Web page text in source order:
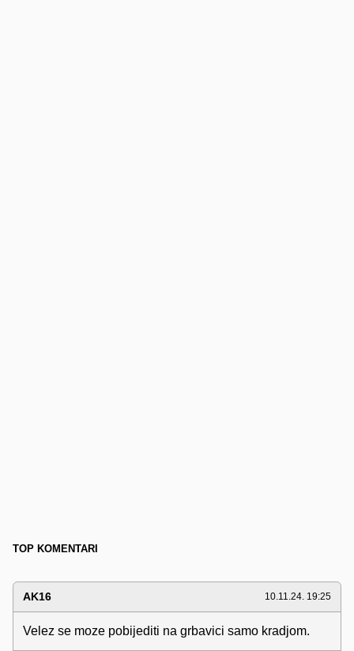
TOP KOMENTARI
AK16 10.11.24. 19:25
Velez se moze pobijediti na grbavici samo kradjom.